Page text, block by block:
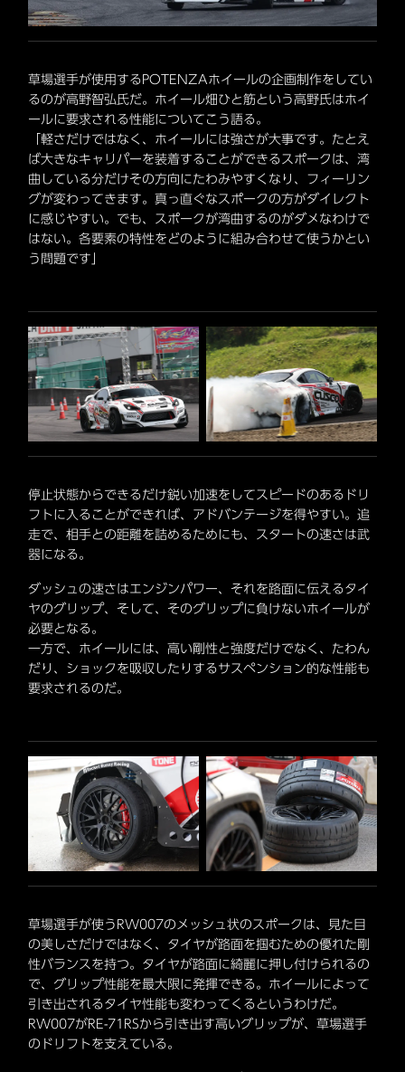
草場選手が使用するPOTENZAホイールの企画制作をしてい
るのが高野智弘氏だ。ホイール畑ひと筋という高野氏はホイ
ールに要求される性能についてこう語る。
「軽さだけではなく、ホイールには強さが大事です。たとえ
ば大きなキャリパーを装着することができるスポークは、湾
曲している分だけその方向にたわみやすくなり、フィーリン
グが変わってきます。真っ直ぐなスポークの方がダイレクト
に感じやすい。でも、スポークが湾曲するのがダメなわけで
はない。各要素の特性をどのように組み合わせて使うかとい
う問題です」
停止状態からできるだけ鋭い加速をしてスピードのあるドリ
フトに入ることができれば、アドバンテージを得やすい。追
走で、相手との距離を詰めるためにも、スタートの速さは武
器になる。
ダッシュの速さはエンジンパワー、それを路面に伝えるタイ
ヤのグリップ、そして、そのグリップに負けないホイールが
必要となる。
一方で、ホイールには、高い剛性と強度だけでなく、たわん
だり、ショックを吸収したりするサスペンション的な性能も
要求されるのだ。
草場選手が使うRW007のメッシュ状のスポークは、見た目
の美しさだけではなく、タイヤが路面を掴むための優れた剛
性バランスを持つ。タイヤが路面に綺麗に押し付けられるの
で、グリップ性能を最大限に発揮できる。ホイールによって
引き出されるタイヤ性能も変わってくるというわけだ。
RW007がRE-71RSから引き出す高いグリップが、草場選手
のドリフトを支えている。